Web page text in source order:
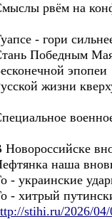
рвём на
- гори
Победным
эпопеи
жизни
Новороссийске
наша
- украинские
- хитрый
stihi.ru/2026/04/